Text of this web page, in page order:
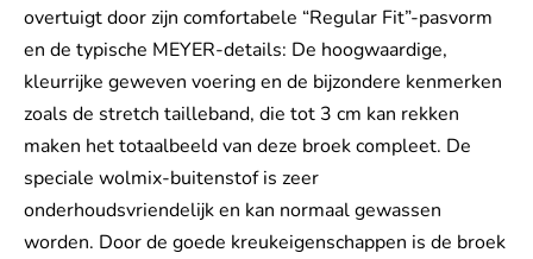
overtuigt door zijn comfortabele “Regular Fit”-pasvorm
en de typische MEYER-details: De hoogwaardige,
kleurrijke geweven voering en de bijzondere kenmerken
zoals de stretch tailleband, die tot 3 cm kan rekken
maken het totaalbeeld van deze broek compleet. De
speciale wolmix-buitenstof is zeer
onderhoudsvriendelijk en kan normaal gewassen
worden. Door de goede kreukeigenschappen is de broek